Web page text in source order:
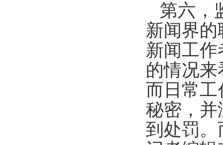
第六，
新闻界
新闻工
的情况
而日常工
秘密，并
到处罚